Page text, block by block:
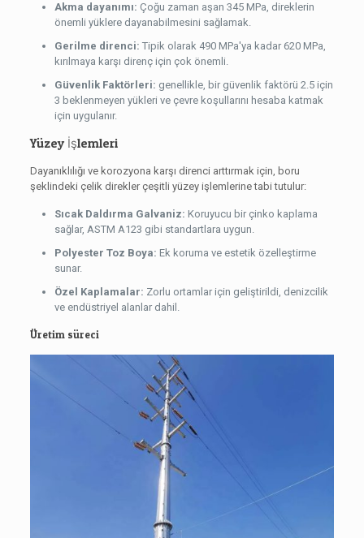
Akma dayanımı: Çoğu zaman aşan 345 MPa, direklerin
önemli yüklere dayanabilmesini sağlamak.
Gerilme direnci: Tipik olarak 490 MPa'ya kadar 620 MPa,
kırılmaya karşı direnç için çok önemli.
Güvenlik Faktörleri: genellikle, bir güvenlik faktörü 2.5 için
3 beklenmeyen yükleri ve çevre koşullarını hesaba katmak
için uygulanır.
Yüzey İşlemleri
Dayanıklılığı ve korozyona karşı direnci arttırmak için, boru
şeklindeki çelik direkler çeşitli yüzey işlemlerine tabi tutulur:
Sıcak Daldırma Galvaniz: Koruyucu bir çinko kaplama
sağlar, ASTM A123 gibi standartlara uygun.
Polyester Toz Boya: Ek koruma ve estetik özelleştirme
sunar.
Özel Kaplamalar: Zorlu ortamlar için geliştirildi, denizcilik
ve endüstriyel alanlar dahil.
Üretim süreci